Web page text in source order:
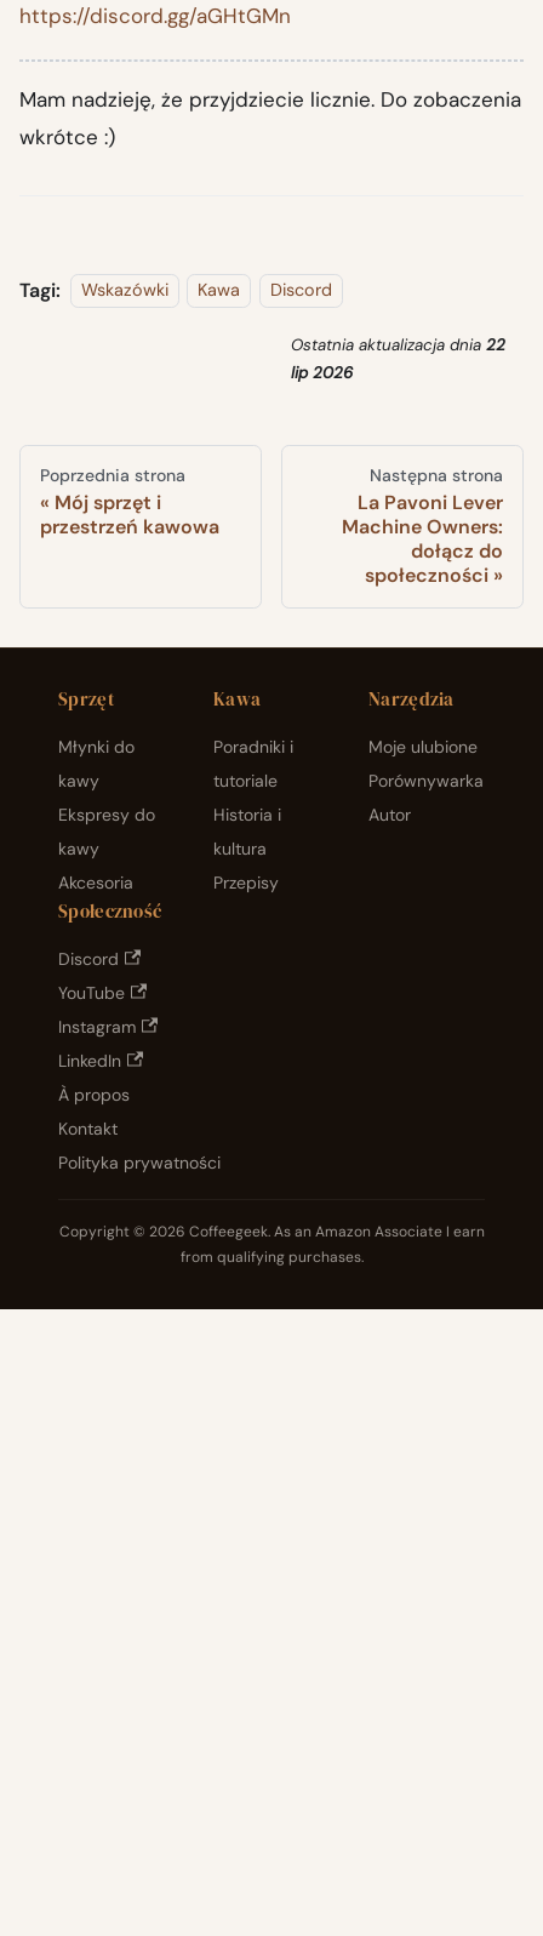
https://discord.gg/aGHtGMn
Mam nadzieję, że przyjdziecie licznie. Do zobaczenia
wkrótce :)
Tagi: Wskazówki Kawa Discord
Ostatnia aktualizacja dnia 22
lip 2026
Poprzednia strona
Mój sprzęt i
przestrzeń kawowa
Następna strona
La Pavoni Lever
Machine Owners:
dołącz do
społeczności
Sprzęt
Młynki do
kawy
Ekspresy do
kawy
Akcesoria
Kawa
Poradniki i
tutoriale
Historia i
kultura
Przepisy
Narzędzia
Moje ulubione
Porównywarka
Autor
Społeczność
Discord
YouTube
Instagram
LinkedIn
À propos
Kontakt
Polityka prywatności
Copyright © 2026 Coffeegeek. As an Amazon Associate I earn
from qualifying purchases.